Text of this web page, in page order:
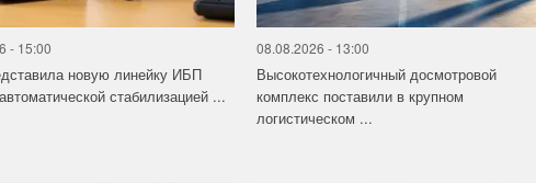
- 15:00
новую линейку ИБП
стабилизацией ...
08.08.2026 - 13:00
Высокотехнологичный досмотровой
комплекс поставили в крупном
логистическом ...